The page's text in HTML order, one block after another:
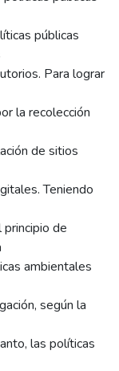
públicas
Para lograr
la recolección
de sitios
Teniendo
de
ambientales
según la
las políticas